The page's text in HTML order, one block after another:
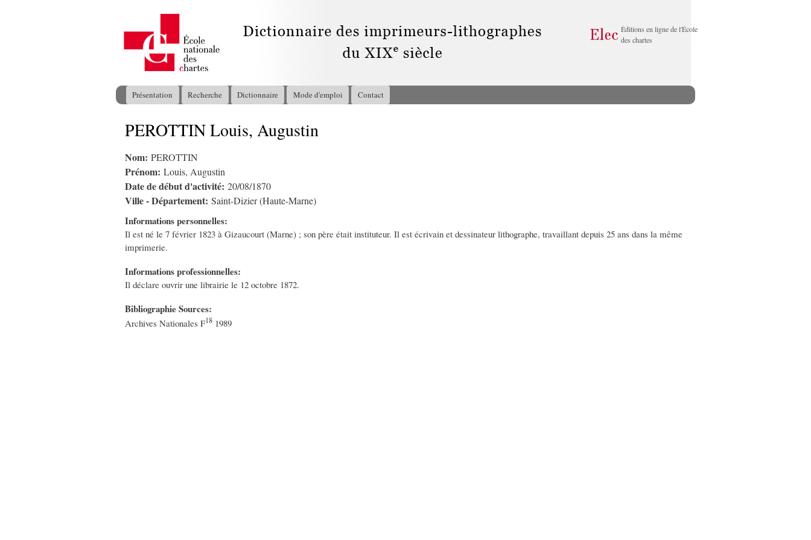
principal
Éditions en ligne de l'École
des chartes
Menu principal
Présentation Recherche Dictionnaire Mode d'emploi Contact
Vous êtes ici
PEROTTIN Louis, Augustin
Nom: PEROTTIN
Prénom: Louis, Augustin
Date de début d'activité: 20/08/1870
Ville - Département: Saint-Dizier (Haute-Marne)
Informations personnelles:
Il est né le 7 février 1823 à Gizaucourt (Marne) ; son père était instituteur. Il est écrivain et dessinateur lithographe, travaillant depuis 25 ans dans la même
imprimerie.
Informations professionnelles:
Il déclare ouvrir une librairie le 12 octobre 1872.
Bibliographie Sources:
Archives Nationales F18 1989